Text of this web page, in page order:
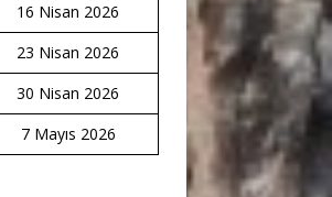
16 Nisan 2026
23 Nisan 2026
30 Nisan 2026
7 Mayıs 2026